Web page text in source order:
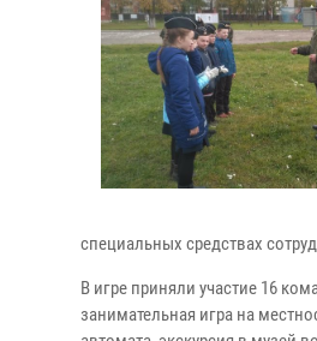
специальных средствах
В игре приняли участие 16
занимательная игра на